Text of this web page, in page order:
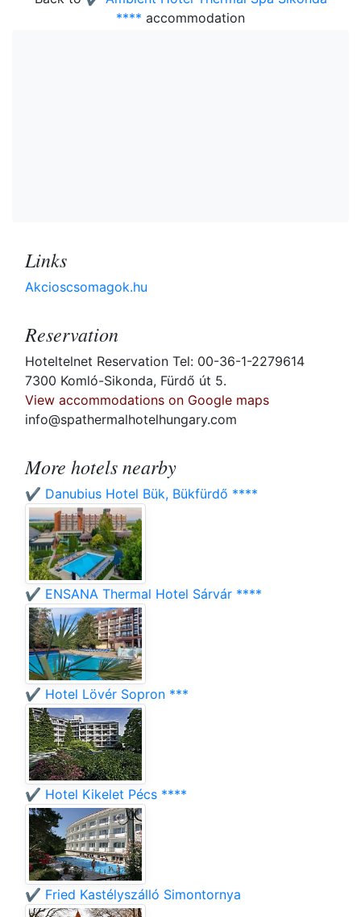
**** accommodation
Links
Akcioscsomagok.hu
Reservation
Hoteltelnet Reservation Tel: 00-36-1-2279614
7300 Komló-Sikonda, Fürdő út 5.
View accommodations on Google maps
info@spathermalhotelhungary.com
More hotels nearby
✔️ Danubius Hotel Bük, Bükfürdő ****
✔️ ENSANA Thermal Hotel Sárvár ****
✔️ Hotel Lövér Sopron ***
✔️ Hotel Kikelet Pécs ****
✔️ Fried Kastélyszálló Simontornya